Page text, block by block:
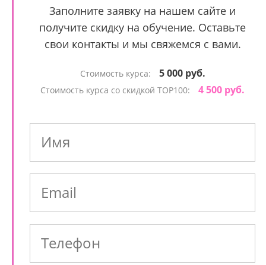
Заполните заявку на нашем сайте и
получите скидку на обучение. Оставьте
свои контакты и мы свяжемся с вами.
Стоимость курса: 5 000 руб.
Стоимость курса со скидкой TOP100: 4 500 руб.